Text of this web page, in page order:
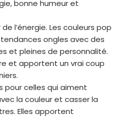
bonne humeur et
l’énergie. Les couleurs pop
ongles avec des
et pleines de personnalité.
et apportent un vrai coup
pour celles qui aiment
la couleur et casser la
Elles apportent